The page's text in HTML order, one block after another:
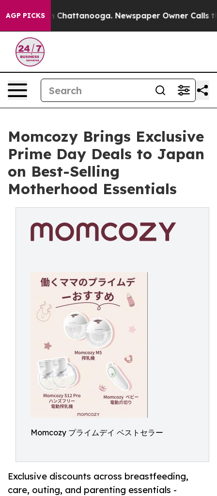
AGP PICKSin Chattanooga. Newspaper Owner Calls the
Momcozy Brings Exclusive
Prime Day Deals to Japan
on Best-Selling
Motherhood Essentials
Momcozy プライムデイ ベストセラー
Exclusive discounts across breastfeeding,
care, outing, and parenting essentials -